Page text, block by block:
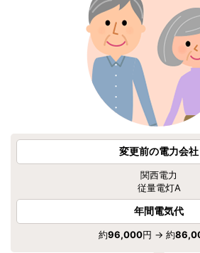
変更前の電力会社
関西電力
従量電灯A
年間電気代
約96,000円 → 約